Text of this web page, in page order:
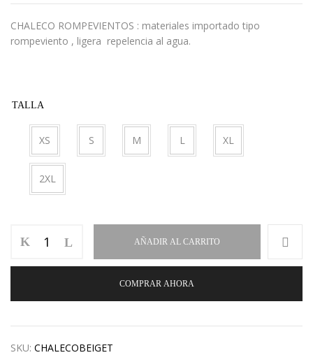
CHALECO ROMPEVIENTOS : materiales importado tipo
rompeviento , ligera repelencia al agua.
TALLA
XS S M L XL
2XL
AÑADIR AL CARRITO
COMPRAR AHORA
SKU: CHALECOBEIGET